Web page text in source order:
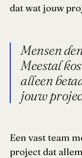
dat wat jouw
Mensen
Meestal
alleen
jouw
Een vast team
project dat